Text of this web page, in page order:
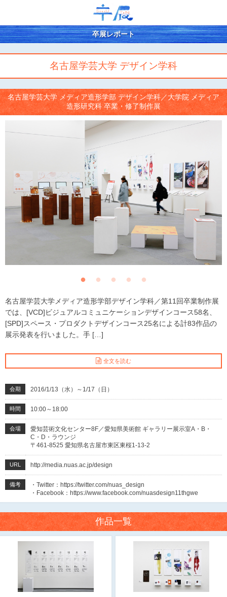
卒展レポート
名古屋学芸大学 デザイン学科
名古屋学芸大学 メディア造形学部 デザイン学科／大学院 メディア
造形研究科 卒業・修了制作展
名古屋学芸大学メディア造形学部デザイン学科／第11回卒業制作展
では、[VCD]ビジュアルコミュニケーションデザインコース58名、
[SPD]スペース・プロダクトデザインコース25名による計83作品の
展示発表を行いました。手 […]
全文を読む
会期 2016/1/13（水）～1/17（日）
時間 10:00～18:00
会場
愛知芸術文化センター8F／愛知県美術館 ギャラリー展示室A・B・
C・D・ラウンジ
〒461-8525 愛知県名古屋市東区東桜1-13-2
URL http://media.nuas.ac.jp/design
備考 ・Twitter： https://twitter.com/nuas_design
・Facebook： https://www.facebook.com/nuasdesign11thgwe
作品一覧